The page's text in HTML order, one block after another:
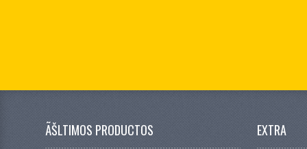
ÃŠLTIMOS PRODUCTOS EXTRA